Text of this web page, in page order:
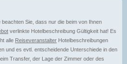
Sie, dass nur die beim von Ihnen
verlinkte Hotelbeschreibung Gültigkeit hat! Es
alle Reiseveranstalter Hotelbeschreibungen
und es evtl. entscheidende Unterschiede in den
Transfer, der Lage der Zimmer oder des